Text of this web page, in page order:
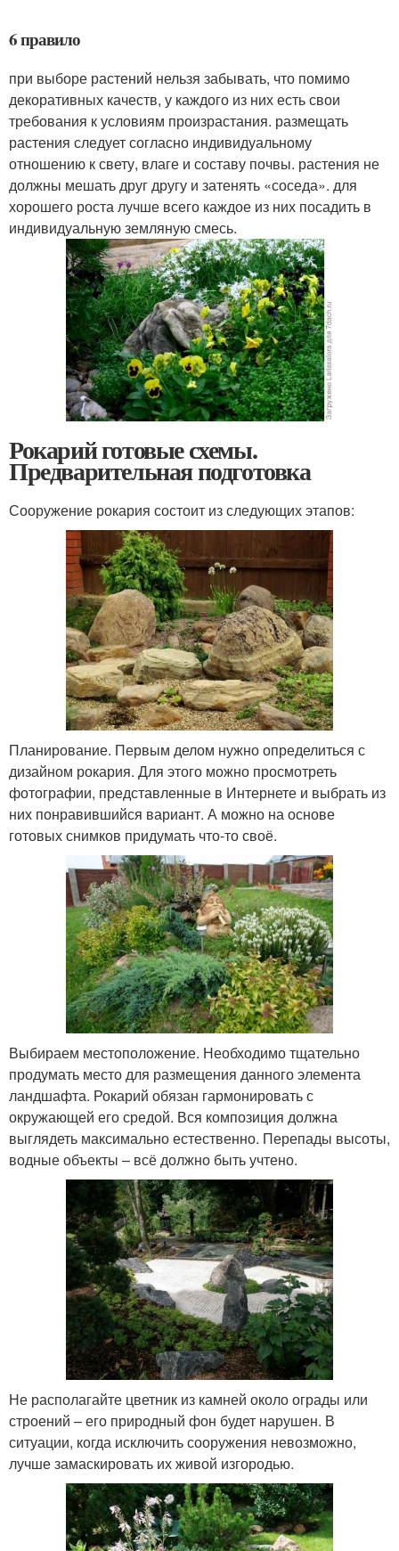
6 правило
при выборе растений нельзя забывать, что помимо
декоративных качеств, у каждого из них есть свои
требования к условиям произрастания. размещать
растения следует согласно индивидуальному
отношению к свету, влаге и составу почвы. растения не
должны мешать друг другу и затенять «соседа». для
хорошего роста лучше всего каждое из них посадить в
индивидуальную земляную смесь.
Рокарий готовые схемы.
Предварительная подготовка
Сооружение рокария состоит из следующих этапов:
Планирование. Первым делом нужно определиться с
дизайном рокария. Для этого можно просмотреть
фотографии, представленные в Интернете и выбрать из
них понравившийся вариант. А можно на основе
готовых снимков придумать что-то своё.
Выбираем местоположение. Необходимо тщательно
продумать место для размещения данного элемента
ландшафта. Рокарий обязан гармонировать с
окружающей его средой. Вся композиция должна
выглядеть максимально естественно. Перепады высоты,
водные объекты – всё должно быть учтено.
Не располагайте цветник из камней около ограды или
строений – его природный фон будет нарушен. В
ситуации, когда исключить сооружения невозможно,
лучше замаскировать их живой изгородью.